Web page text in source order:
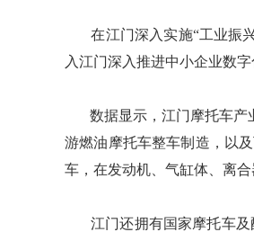
在江门深入实施“工业振兴
入江门深入推进中小企业数
数据显示，江门摩托车产
游燃油摩托车整车制造，以
车，在发动机、气缸体、离
江门还拥有国家摩托车及